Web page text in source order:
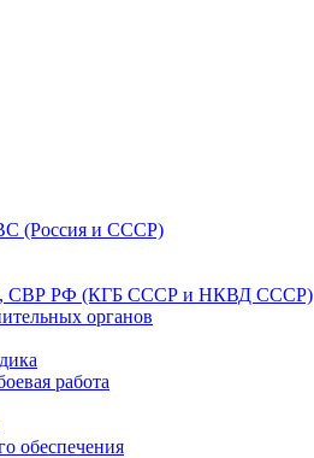
(Россия и СССР)
СВР РФ (КГБ СССР и НКВД СССР)
органов
работа
обеспечения